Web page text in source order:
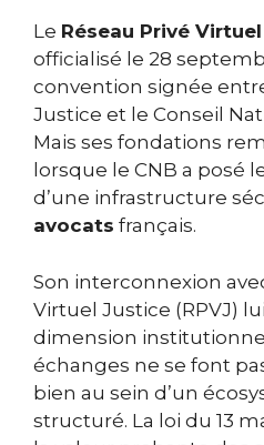
Le Réseau Privé
officialisé le 28
convention signée
Justice et le Conseil
Mais ses fondations
lorsque le CNB a posé
d’une infrastructure
avocats français.
Son interconnexion
Virtuel Justice (RPVJ)
dimension
échanges ne se font
bien au sein d’un
structuré. La loi du 13